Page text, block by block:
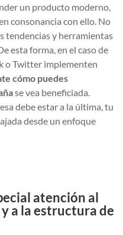
un producto moderno,
consonancia con ello. No
tendencias y herramientas
esta forma, en el caso de
o Twitter implementen
cómo puedes
se vea beneficiada.
debe estar a la última, tu
desde un enfoque
atención al
a la estructura de